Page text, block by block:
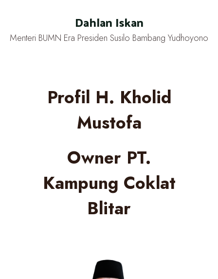
Dahlan Iskan
Menteri BUMN Era Presiden Susilo Bambang Yudhoyono
Profil H. Kholid
Mustofa
Owner PT.
Kampung Coklat
Blitar